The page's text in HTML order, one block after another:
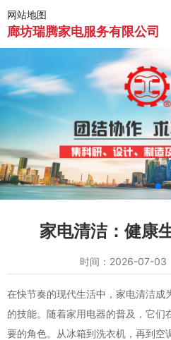
网站地图
廊坊瑞腾家电服务有限公司
家电清洁：健康
时间：2026-07-03
在快节奏的现代生活中，家电清洁成
的技能。随着家用电器的普及，它们
要的角色。从冰箱到洗衣机，再到空